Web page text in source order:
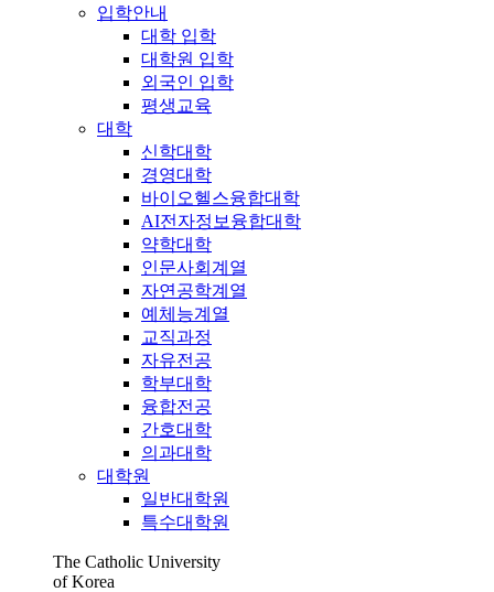
입학안내
대학 입학
대학원 입학
외국인 입학
평생교육
대학
신학대학
경영대학
바이오헬스융합대학
AI전자정보융합대학
약학대학
인문사회계열
자연공학계열
예체능계열
교직과정
자유전공
학부대학
융합전공
간호대학
의과대학
대학원
일반대학원
특수대학원
The Catholic University
of Korea